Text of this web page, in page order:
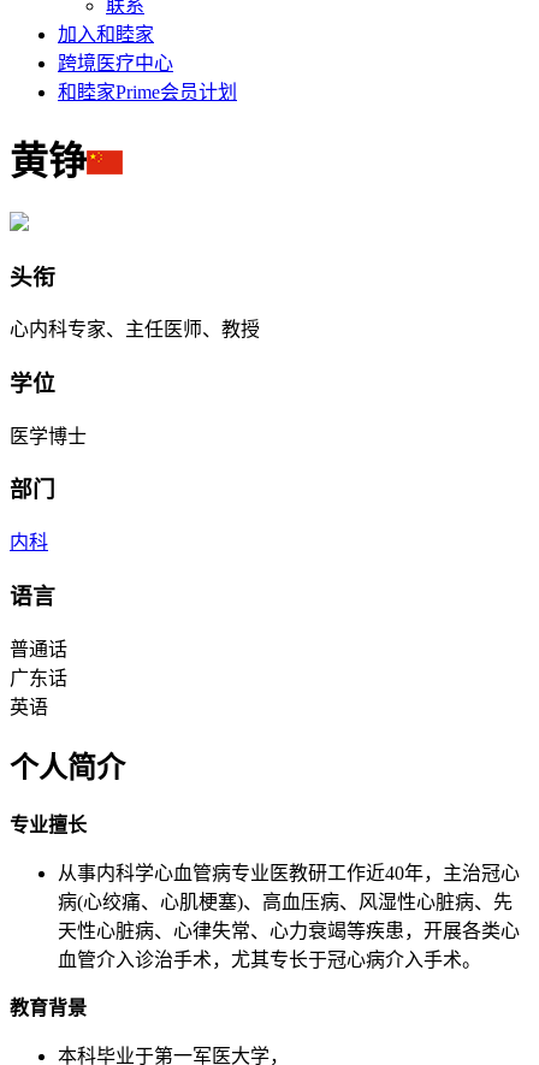
联系
加入和睦家
跨境医疗中心
和睦家Prime会员计划
黄铮
头衔
心内科专家、主任医师、教授
学位
医学博士
部门
内科
语言
普通话
广东话
英语
个人简介
专业擅长
从事内科学心血管病专业医教研工作近40年，主治冠心
病(心绞痛、心肌梗塞)、高血压病、风湿性心脏病、先
天性心脏病、心律失常、心力衰竭等疾患，开展各类心
血管介入诊治手术，尤其专长于冠心病介入手术。
教育背景
本科毕业于第一军医大学，